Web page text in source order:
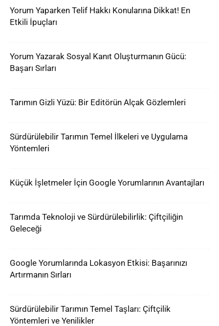
Yorum Yaparken Telif Hakkı Konularına Dikkat! En
Etkili İpuçları
Yorum Yazarak Sosyal Kanıt Oluşturmanın Gücü:
Başarı Sırları
Tarımın Gizli Yüzü: Bir Editörün Alçak Gözlemleri
Sürdürülebilir Tarımın Temel İlkeleri ve Uygulama
Yöntemleri
Küçük İşletmeler İçin Google Yorumlarının Avantajları
Tarımda Teknoloji ve Sürdürülebilirlik: Çiftçiliğin
Geleceği
Google Yorumlarında Lokasyon Etkisi: Başarınızı
Artırmanın Sırları
Sürdürülebilir Tarımın Temel Taşları: Çiftçilik
Yöntemleri ve Yenilikler